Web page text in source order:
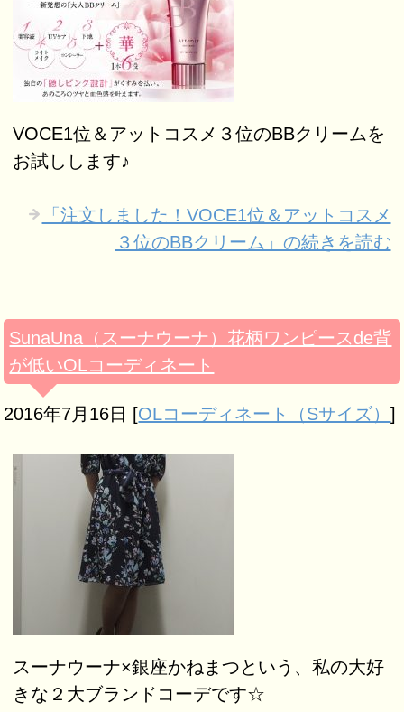
VOCE1位＆アットコスメ３位のBBクリームを
お試しします♪
「注文しました！VOCE1位＆アットコスメ
３位のBBクリーム」の続きを読む
SunaUna（スーナウーナ）花柄ワンピースde背
が低いOLコーディネート
2016年7月16日 [OLコーディネート（Sサイズ）]
スーナウーナ×銀座かねまつという、私の大好
きな２大ブランドコーデです☆